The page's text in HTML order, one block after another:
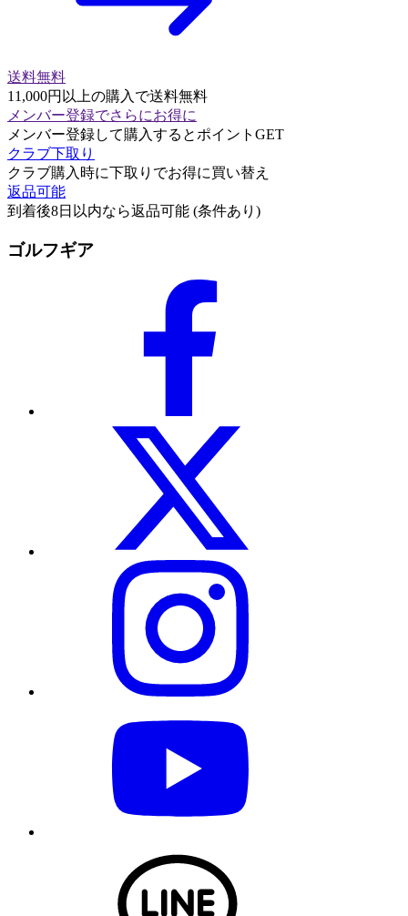
送料無料
11,000円以上の購入で送料無料
メンバー登録でさらにお得に
メンバー登録して購入するとポイントGET
クラブ下取り
クラブ購入時に下取りでお得に買い替え
返品可能
到着後8日以内なら返品可能 (条件あり)
ゴルフギア